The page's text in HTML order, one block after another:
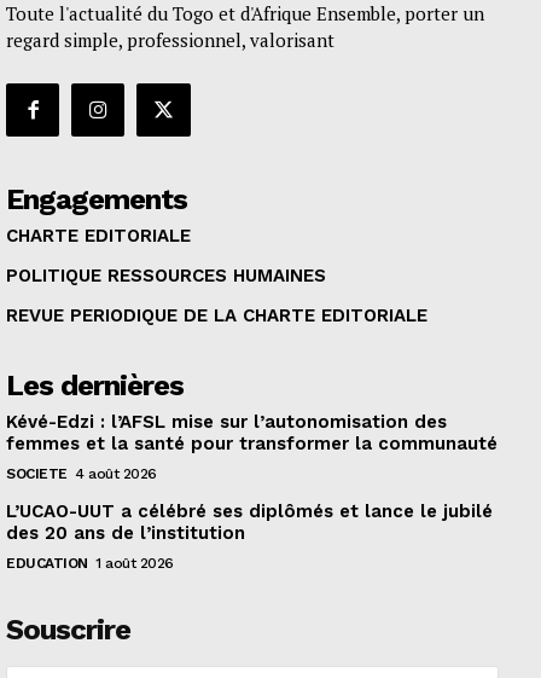
Toute l'actualité du Togo et d'Afrique Ensemble, porter un
regard simple, professionnel, valorisant
Engagements
CHARTE EDITORIALE
POLITIQUE RESSOURCES HUMAINES
REVUE PERIODIQUE DE LA CHARTE EDITORIALE
Les dernières
Kévé-Edzi : l’AFSL mise sur l’autonomisation des
femmes et la santé pour transformer la communauté
SOCIETE 4 août 2026
L’UCAO-UUT a célébré ses diplômés et lance le jubilé
des 20 ans de l’institution
EDUCATION 1 août 2026
Souscrire